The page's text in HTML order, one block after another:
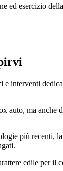
ed esercizio
e interventi
auto, ma anche
più recenti,
edile per il